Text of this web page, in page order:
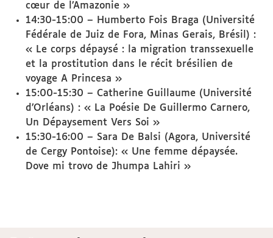
cœur de l’Amazonie »
14:30-15:00 – Humberto Fois Braga (Université
Fédérale de Juiz de Fora, Minas Gerais, Brésil) :
« Le corps dépaysé : la migration transsexuelle
et la prostitution dans le récit brésilien de
voyage A Princesa »
15:00-15:30 – Catherine Guillaume (Université
d’Orléans) : « La Poésie De Guillermo Carnero,
Un Dépaysement Vers Soi »
15:30-16:00 – Sara De Balsi (Agora, Université
de Cergy Pontoise): « Une femme dépaysée.
Dove mi trovo de Jhumpa Lahiri »